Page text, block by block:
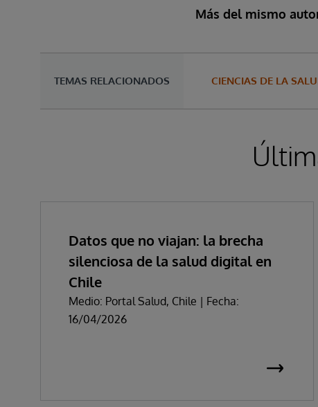
Más del mismo
TEMAS RELACIONADOS CIENCIAS DE LA
Datos que no viajan: la brecha
silenciosa de la salud digital en
Chile
Medio: Portal Salud, Chile | Fecha:
16/04/2026